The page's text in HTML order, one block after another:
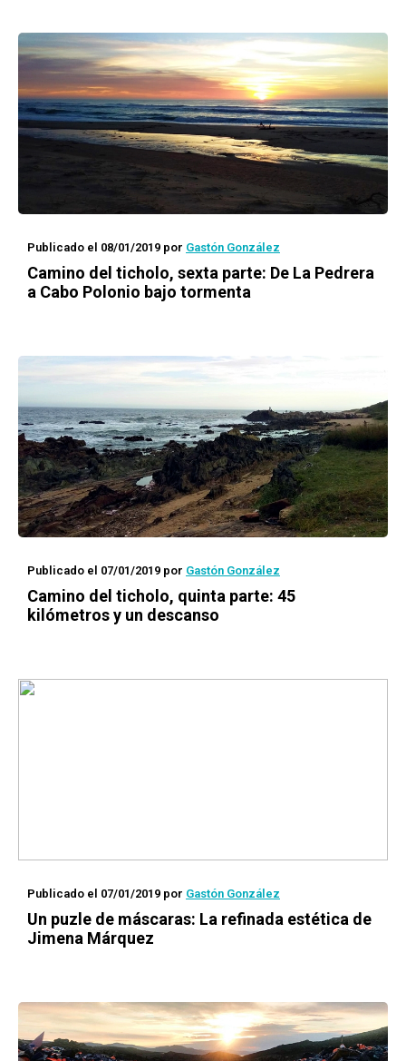
Publicado el 08/01/2019 por Gastón González
Camino del ticholo, sexta parte: De La Pedrera
a Cabo Polonio bajo tormenta
Publicado el 07/01/2019 por Gastón González
Camino del ticholo, quinta parte: 45
kilómetros y un descanso
Publicado el 07/01/2019 por Gastón González
Un puzle de máscaras: La refinada estética de
Jimena Márquez